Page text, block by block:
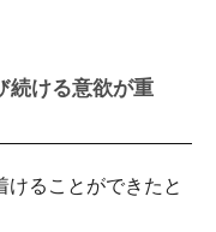
続ける意欲が重
ることができたと